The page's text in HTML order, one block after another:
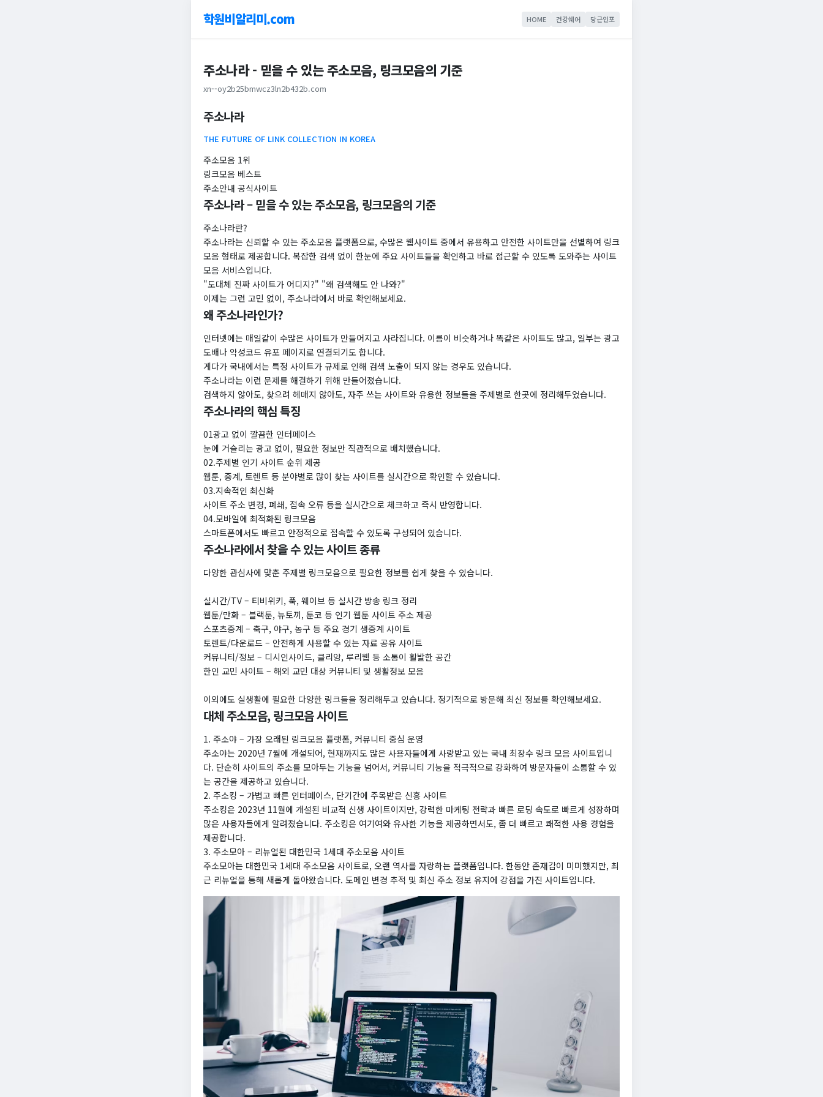
학원비알리미.com HOME 건강쉐어 당근인포
주소나라 - 믿을 수 있는 주소모음, 링크모음의 기준
xn--oy2b25bmwcz3ln2b432b.com
주소나라
THE FUTURE OF LINK COLLECTION IN KOREA
주소모음 1위
링크모음 ​베스트
주소안내 공식사이트
주소나라 – 믿을 수 있는 주소모음, 링크모음의 기준
주소나라란?
주소나라는 신뢰할 수 있는 주소모음 플랫폼으로, 수많은 웹사이트 중에서 유용하고 안전한 사이트만을 선별하여 링크
모음 형태로 제공합니다. 복잡한 검색 없이 한눈에 주요 사이트들을 확인하고 바로 접근할 수 있도록 도와주는 사이트
모음 서비스입니다.
"도대체 진짜 사이트가 어디지?" "왜 검색해도 안 나와?"
이제는 그런 고민 없이, 주소나라에서 바로 확인해보세요.
왜 주소나라인가?
인터넷에는 매일같이 수많은 사이트가 만들어지고 사라집니다. 이름이 비슷하거나 똑같은 사이트도 많고, 일부는 광고
도배나 악성코드 유포 페이지로 연결되기도 합니다.
게다가 국내에서는 특정 사이트가 규제로 인해 검색 노출이 되지 않는 경우도 있습니다.
주소나라는 이런 문제를 해결하기 위해 만들어졌습니다.
검색하지 않아도, 찾으려 헤매지 않아도, 자주 쓰는 사이트와 유용한 정보들을 주제별로 한곳에 정리해두었습니다.
주소나라의 핵심 특징
01광고 없이 깔끔한 인터페이스
눈에 거슬리는 광고 없이, 필요한 정보만 직관적으로 배치했습니다.
02.주제별 인기 사이트 순위 제공
웹툰, 중계, 토렌트 등 분야별로 많이 찾는 사이트를 실시간으로 확인할 수 있습니다.
03.지속적인 최신화
사이트 주소 변경, 폐쇄, 접속 오류 등을 실시간으로 체크하고 즉시 반영합니다.
04.모바일에 최적화된 링크모음
스마트폰에서도 빠르고 안정적으로 접속할 수 있도록 구성되어 있습니다.
주소나라에서 찾을 수 있는 사이트 종류
다양한 관심사에 맞춘 주제별 링크모음으로 필요한 정보를 쉽게 찾을 수 있습니다.
실시간/TV – 티비위키, 푹, 웨이브 등 실시간 방송 링크 정리
웹툰/만화 – 블랙툰, 뉴토끼, 툰코 등 인기 웹툰 사이트 주소 제공
스포츠중계 – 축구, 야구, 농구 등 주요 경기 생중계 사이트
토렌트/다운로드 – 안전하게 사용할 수 있는 자료 공유 사이트
커뮤니티/정보 – 디시인사이드, 클리앙, 루리웹 등 소통이 활발한 공간
한인 교민 사이트 – 해외 교민 대상 커뮤니티 및 생활정보 모음
이외에도 실생활에 필요한 다양한 링크들을 정리해두고 있습니다. 정기적으로 방문해 최신 정보를 확인해보세요.
대체 주소모음, 링크모음 사이트
1. 주소야 – 가장 오래된 링크모음 플랫폼, 커뮤니티 중심 운영
주소야는 2020년 7월에 개설되어, 현재까지도 많은 사용자들에게 사랑받고 있는 국내 최장수 링크 모음 사이트입니
다. 단순히 사이트의 주소를 모아두는 기능을 넘어서, 커뮤니티 기능을 적극적으로 강화하여 방문자들이 소통할 수 있
는 공간을 제공하고 있습니다.
2. 주소킹 – 가볍고 빠른 인터페이스, 단기간에 주목받은 신흥 사이트
주소킹은 2023년 11월에 개설된 비교적 신생 사이트이지만, 강력한 마케팅 전략과 빠른 로딩 속도로 빠르게 성장하며
많은 사용자들에게 알려졌습니다. 주소킹은 여기여와 유사한 기능을 제공하면서도, 좀 더 빠르고 쾌적한 사용 경험을
제공합니다.
3. 주소모아 – 리뉴얼된 대한민국 1세대 주소모음 사이트
주소모아는 대한민국 1세대 주소모음 사이트로, 오랜 역사를 자랑하는 플랫폼입니다. 한동안 존재감이 미미했지만, 최
근 리뉴얼을 통해 새롭게 돌아왔습니다. 도메인 변경 추적 및 최신 주소 정보 유지에 강점을 가진 사이트입니다.